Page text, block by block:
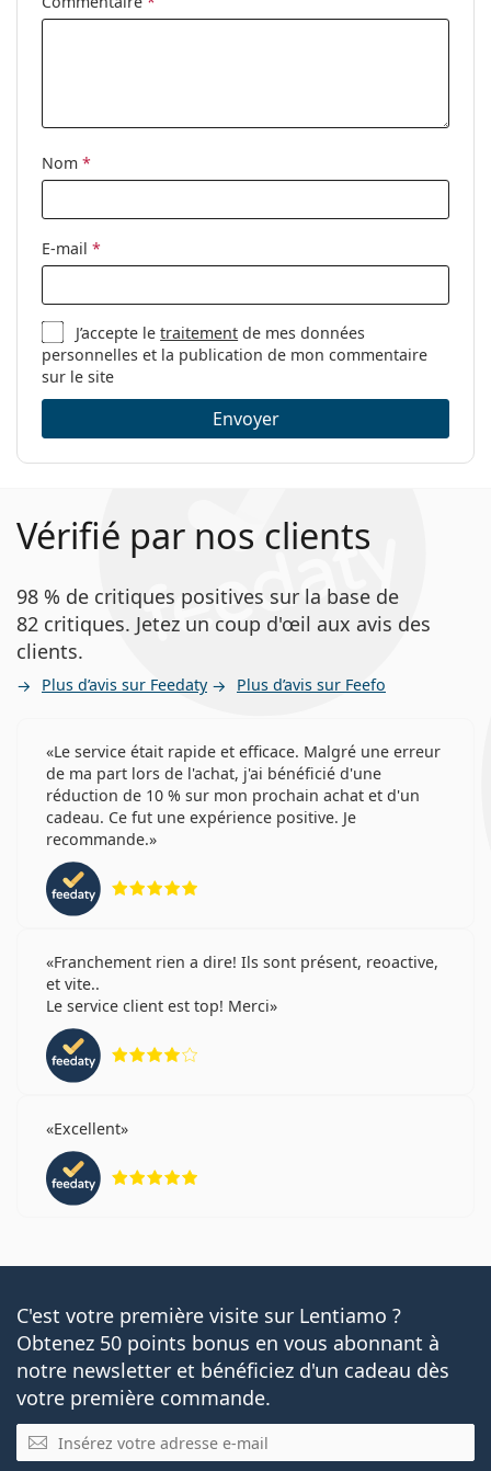
Autres
Sexe:
Marque:
Nom *
E-mail *
J’accepte letraitement de mes données
personnelles et la publication de mon commentaire
sur le site
Envoyer
Vérifié par nos clients
98 % de critiques positives sur la base de
82 critiques. Jetez un coup d'œil aux avis des
clients.
Plus d’avis sur Feedaty Plus d’avis sur Feefo
Le service était rapide et efficace. Malgré une erreur
de ma part lors de l'achat, j'ai bénéficié d'une
réduction de 10 % sur mon prochain achat et d'un
cadeau. Ce fut une expérience positive. Je
recommande.
Franchement rien a dire! Ils sont présent, reoactive,
et vite..
Le service client est top! Merci
Excellent
C'est votre première visite sur Lentiamo ?
Obtenez 50 points bonus en vous abonnant à
notre newsletter et bénéficiez d'un cadeau dès
votre première commande.
E-mail